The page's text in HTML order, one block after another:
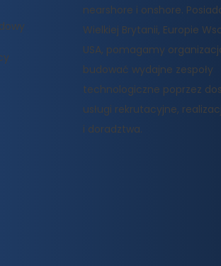
nearshore i onshore.
Wielkiej Brytanii, Europie
USA, pomagamy
budować wydajne zespoły
technologiczne poprzez
usługi rekrutacyjne,
i doradztwa.